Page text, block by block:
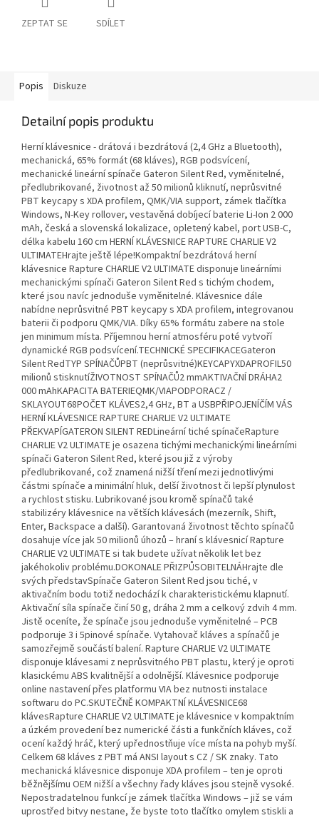
ZEPTAT SE SDÍLET
Popis Diskuze
Detailní popis produktu
Herní klávesnice - drátová i bezdrátová (2,4 GHz a Bluetooth),
mechanická, 65% formát (68 kláves), RGB podsvícení,
mechanické lineární spínače Gateron Silent Red, vyměnitelné,
předlubrikované, životnost až 50 milionů kliknutí, neprůsvitné
PBT keycapy s XDA profilem, QMK/VIA support, zámek tlačítka
Windows, N-Key rollover, vestavěná dobíjecí baterie Li-Ion 2 000
mAh, česká a slovenská lokalizace, opletený kabel, port USB-C,
délka kabelu 160 cm HERNÍ KLÁVESNICE RAPTURE CHARLIE V2
ULTIMATEHrajte ještě lépe!Kompaktní bezdrátová herní
klávesnice Rapture CHARLIE V2 ULTIMATE disponuje lineárními
mechanickými spínači Gateron Silent Red s tichým chodem,
které jsou navíc jednoduše vyměnitelné. Klávesnice dále
nabídne neprůsvitné PBT keycapy s XDA profilem, integrovanou
baterii či podporu QMK/VIA. Díky 65% formátu zabere na stole
jen minimum místa. Příjemnou herní atmosféru poté vytvoří
dynamické RGB podsvícení.TECHNICKÉ SPECIFIKACEGateron
Silent RedTYP SPÍNAČŮPBT (neprůsvitné)KEYCAPYXDAPROFIL50
milionů stisknutíŽIVOTNOST SPÍNAČŮ2 mmAKTIVAČNÍ DRÁHA2
000 mAhKAPACITA BATERIEQMK/VIAPODPORACZ /
SKLAYOUT68POČET KLÁVES2,4 GHz, BT a USBPŘIPOJENÍČÍM VÁS
HERNÍ KLÁVESNICE RAPTURE CHARLIE V2 ULTIMATE
PŘEKVAPÍGATERON SILENT REDLineární tiché spínačeRapture
CHARLIE V2 ULTIMATE je osazena tichými mechanickými lineárními
spínači Gateron Silent Red, které jsou již z výroby
předlubrikované, což znamená nižší tření mezi jednotlivými
částmi spínače a minimální hluk, delší životnost či lepší plynulost
a rychlost stisku. Lubrikované jsou kromě spínačů také
stabilizéry klávesnice na větších klávesách (mezerník, Shift,
Enter, Backspace a další). Garantovaná životnost těchto spínačů
dosahuje více jak 50 milionů úhozů – hraní s klávesnicí Rapture
CHARLIE V2 ULTIMATE si tak budete užívat několik let bez
jakéhokoliv problému.DOKONALE PŘIZPŮSOBITELNÁHrajte dle
svých představSpínače Gateron Silent Red jsou tiché, v
aktivačním bodu totiž nedochází k charakteristickému klapnutí.
Aktivační síla spínače činí 50 g, dráha 2 mm a celkový zdvih 4 mm.
Jistě oceníte, že spínače jsou jednoduše vyměnitelné – PCB
podporuje 3 i 5pinové spínače. Vytahovač kláves a spínačů je
samozřejmě součástí balení. Rapture CHARLIE V2 ULTIMATE
disponuje klávesami z neprůsvitného PBT plastu, který je oproti
klasickému ABS kvalitnější a odolnější. Klávesnice podporuje
online nastavení přes platformu VIA bez nutnosti instalace
softwaru do PC.SKUTEČNĚ KOMPAKTNÍ KLÁVESNICE68
klávesRapture CHARLIE V2 ULTIMATE je klávesnice v kompaktním
a úzkém provedení bez numerické části a funkčních kláves, což
ocení každý hráč, který upřednostňuje více místa na pohyb myší.
Celkem 68 kláves z PBT má ANSI layout s CZ / SK znaky. Tato
mechanická klávesnice disponuje XDA profilem – ten je oproti
běžnějšímu OEM nižší a všechny řady kláves jsou stejně vysoké.
Nepostradatelnou funkcí je zámek tlačítka Windows – již se vám
uprostřed bitvy nestane, že byste toto tlačítko omylem stiskli a